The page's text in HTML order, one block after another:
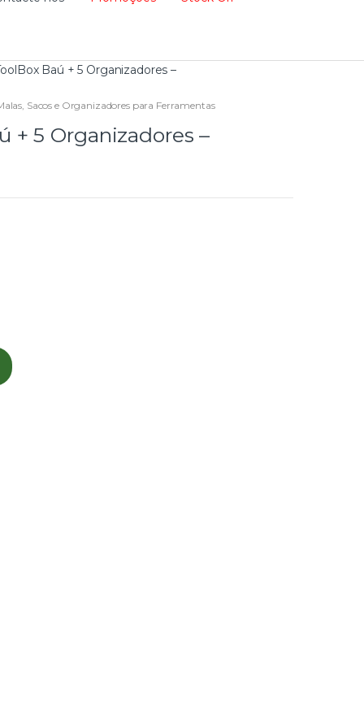
Baú + 5 Organizadores –
Sacos e Organizadores para Ferramentas
+ 5 Organizadores –